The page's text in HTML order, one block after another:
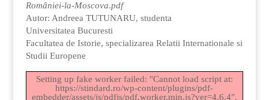
României-la-Moscova.pdf
Autor: Andreea TUTUNARU, studenta
Universitatea Bucuresti
Facultatea de Istorie, specializarea Relatii Internationale si
Studii Europene
Setting up fake worker failed: "Cannot load script at:
https://stindard.ro/wp-content/plugins/pdf-
embedder/assets/js/pdfjs/pdf.worker.min.js?ver=4.6.4".